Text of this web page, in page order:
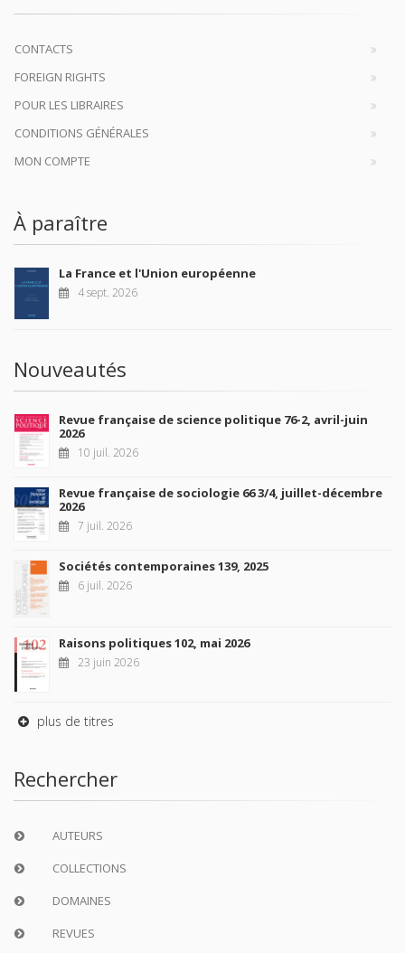
CONTACTS
FOREIGN RIGHTS
POUR LES LIBRAIRES
CONDITIONS GÉNÉRALES
MON COMPTE
À paraître
La France et l'Union européenne
4 sept. 2026
Nouveautés
Revue française de science politique 76-2, avril-juin
2026
10 juil. 2026
Revue française de sociologie 66 3/4, juillet-décembre
2026
7 juil. 2026
Sociétés contemporaines 139, 2025
6 juil. 2026
Raisons politiques 102, mai 2026
23 juin 2026
plus de titres
Rechercher
AUTEURS
COLLECTIONS
DOMAINES
REVUES